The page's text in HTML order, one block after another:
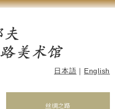
日本語 ｜ English
丝绸之路